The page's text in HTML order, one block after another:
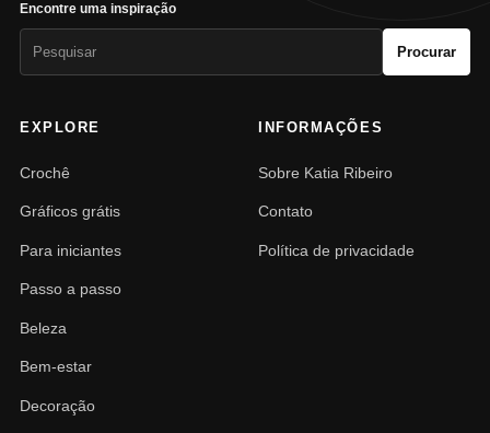
Encontre uma inspiração
Procurar
EXPLORE
Crochê
Gráficos grátis
Para iniciantes
Passo a passo
Beleza
Bem-estar
Decoração
INFORMAÇÕES
Sobre Katia Ribeiro
Contato
Política de privacidade